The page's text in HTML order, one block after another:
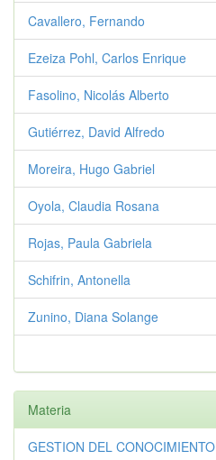
Cavallero, Fernando
Ezeiza Pohl, Carlos Enrique
Fasolino, Nicolás Alberto
Gutiérrez, David Alfredo
Moreira, Hugo Gabriel
Oyola, Claudia Rosana
Rojas, Paula Gabriela
Schifrin, Antonella
Zunino, Diana Solange
Materia
GESTION DEL CONOCIMIENTO